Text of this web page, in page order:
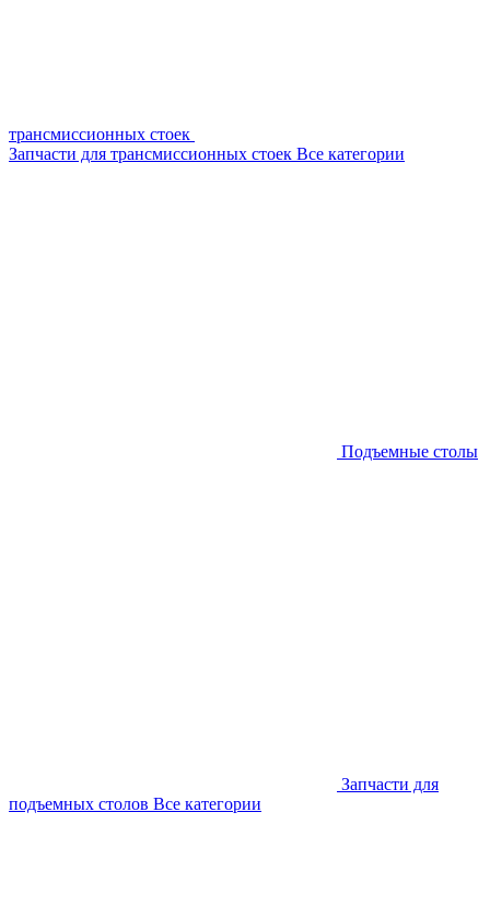
трансмиссионных стоек
Запчасти для трансмиссионных стоек Все категории
Подъемные столы
Запчасти для
подъемных столов Все категории